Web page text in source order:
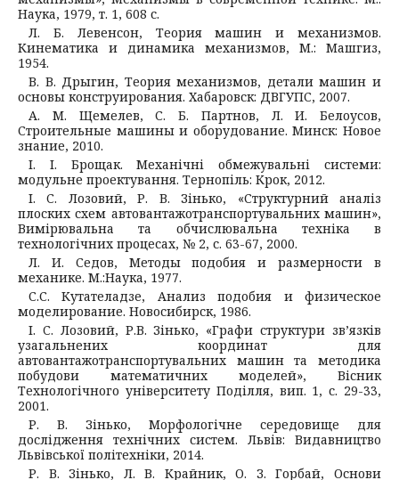
Наука, 1979, т. 1, 608 с.
Л. Б. Левенсон, Теория машин и механизмов.
Кинематика и динамика механизмов, М.: Машгиз,
1954.
В. В. Дрыгин, Теория механизмов, детали машин и
основы конструирования. Хабаровск: ДВГУПС, 2007.
А. М. Щемелев, С. Б. Партнов, Л. И. Белоусов,
Строительные машины и оборудование. Минск: Новое
знание, 2010.
І. І. Брощак. Механічні обмежувальні системи:
модульне проектування. Тернопіль: Крок, 2012.
І. C. Лозовий, Р. В. Зінько, «Структурний аналіз
плоских схем aвтовантажотранспортувальних машин»,
Вимірювальна та обчислювальна техніка в
технологічних процесах, № 2, с. 63-67, 2000.
Л. И. Седов, Методы подобия и размерности в
механике. М.:Наука, 1977.
С.С. Кутателадзе, Анализ подобия и физическое
моделирование. Новосибирск, 1986.
І. C. Лозовий, Р.В. Зінько, «Графи структури зв’язків
узагальнених координат для
автовантажотранспортувальних машин та методика
побудови математичних моделей», Вісник
Технологічного університету Поділля, вип. 1, с. 29-33,
2001.
Р. В. Зінько, Морфологічне середовище для
дослідження технічних систем. Львів: Видавництво
Львівської політехніки, 2014.
Р. В. Зінько, Л. В. Крайник, О. З. Горбай, Основи